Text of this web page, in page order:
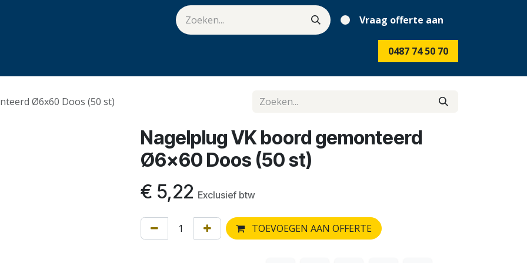
Vraag offerte aan
0487 74 50 70
Ø6x60 Doos (50 st)
Nagelplug VK boord gemonteerd
Ø6x60 Doos (50 st)
€ 5,22 Exclusief btw
TOEVOEGEN AAN OFFERTE